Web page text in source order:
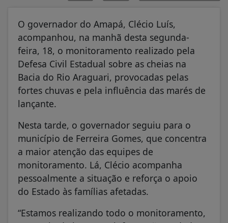
O governador do Amapá, Clécio Luís,
acompanhou, na manhã desta segunda-
feira, 18, o monitoramento realizado pela
Defesa Civil Estadual sobre as cheias na
Bacia do Rio Araguari, provocadas pelas
fortes chuvas e pela influência das marés de
lançante.
Nesta tarde, o governador seguiu para o
município de Ferreira Gomes, que concentra
a maior atenção das equipes de
monitoramento. Lá, Clécio acompanha
pessoalmente a situação e reforça o apoio
do Estado às famílias afetadas.
“Estamos realizando todo o monitoramento,